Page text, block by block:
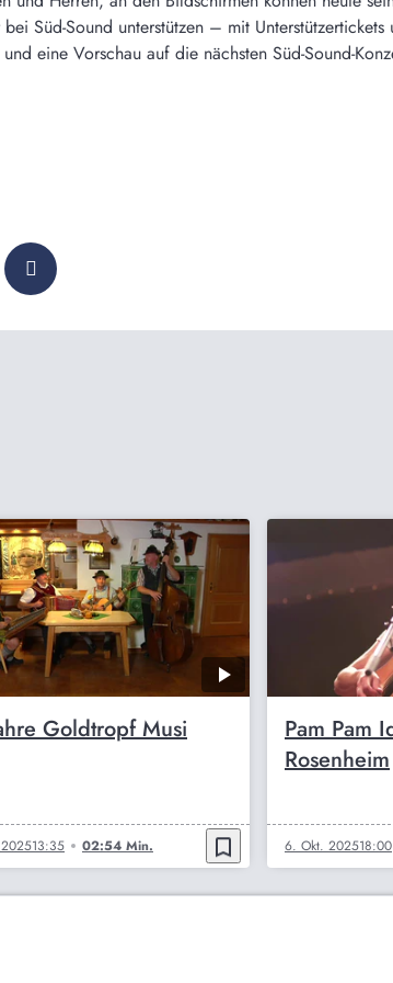
Süd-Sound unterstützen – mit Unterstützertickets
eine Vorschau auf die nächsten Süd-Sound-
Goldtropf Musi
13:35 02:54 Min. bookmark_border
Pam Pam
Rosenheim
6. Okt. 202518:00